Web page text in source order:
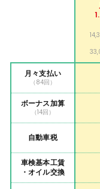
月々支払い
（84回）
ボーナス加算
（14回）
自動車税
車検基本工賃
・オイル交換